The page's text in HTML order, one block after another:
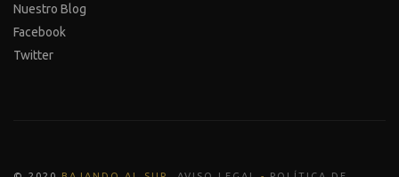
Nuestro Blog
Facebook
Twitter